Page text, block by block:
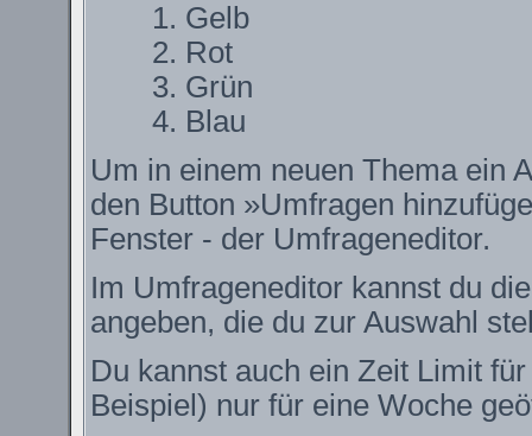
Gelb
Rot
Grün
Blau
Um in einem neuen Thema ein
den Button »Umfragen
Fenster - der Umfrageneditor.
Im Umfrageneditor kannst du
angeben, die du zur Auswahl
Du kannst auch ein Zeit Limit
Beispiel) nur für eine Woche